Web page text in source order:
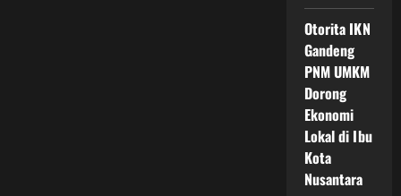
Otorita IKN
Gandeng
PNM UMKM
Dorong
Ekonomi
Lokal di Ibu
Kota
Nusantara